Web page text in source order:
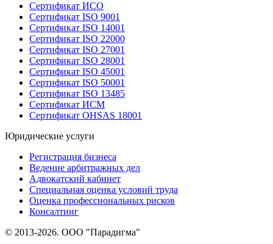
Сертификат ИСО
Сертификат ISO 9001
Сертификат ISO 14001
Сертификат ISO 22000
Сертификат ISO 27001
Сертификат ISO 28001
Сертификат ISO 45001
Сертификат ISO 50001
Сертификат ISO 13485
Сертификат ИСМ
Сертификат OHSAS 18001
Юридические услуги
Регистрация бизнеса
Ведение арбитражных дел
Адвокатский кабинет
Специальная оценка условий труда
Оценка профессиональных рисков
Консалтинг
© 2013-2026. ООО "Парадигма"